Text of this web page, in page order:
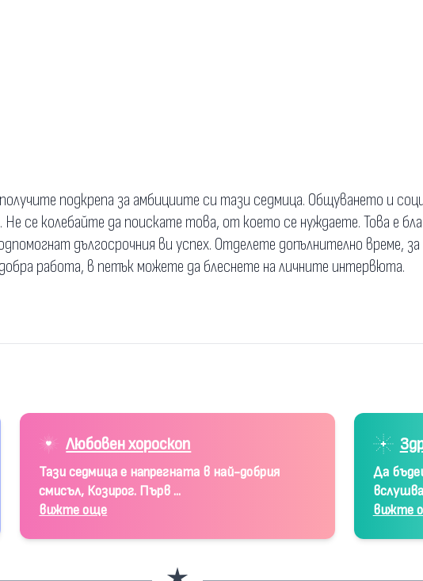
подкрепа за амбициите си тази седмица. Общуването и
се колебайте да поискате това, от което се нуждаете. Това е
дългосрочния ви успех. Отделете допълнително време,
работа, в петък можете да блеснете на личните интервюта.
Любовен хороскоп
Тази седмица е напрегната в най-добрия
смисъл, Козирог. Първ ...
вижте още
Да
вижте